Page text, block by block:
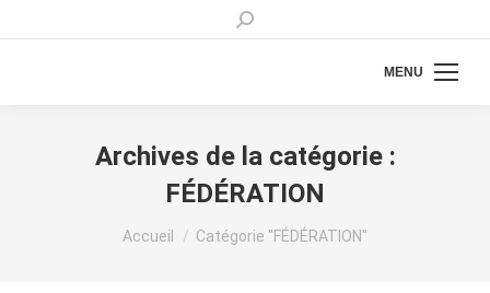
Recherche
MENU
Archives de la catégorie :
FÉDÉRATION
Vous êtes ici :
Accueil Catégorie "FÉDÉRATION"